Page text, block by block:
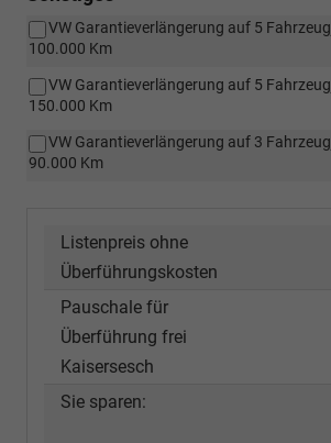
VW Garantieverlängerung auf 5
100.000 Km
VW Garantieverlängerung auf 5
150.000 Km
VW Garantieverlängerung auf 3
90.000 Km
Listenpreis ohne
Überführungskosten
Pauschale für
Überführung frei
Kaisersesch
Sie sparen: